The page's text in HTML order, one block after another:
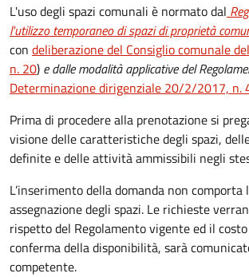
L'uso degli spazi comunali è normato dal
l'utilizzo temporaneo di spazi di proprietà
con deliberazione del Consiglio comunale
n. 20) e dalle modalità applicative del
Determinazione dirigenziale 20/2/2017, n.
Prima di procedere alla prenotazione si
visione delle caratteristiche degli spazi,
definite e delle attività ammissibili negli
L’inserimento della domanda non comporta
assegnazione degli spazi. Le richieste
rispetto del Regolamento vigente ed il
conferma della disponibilità, sarà
competente.